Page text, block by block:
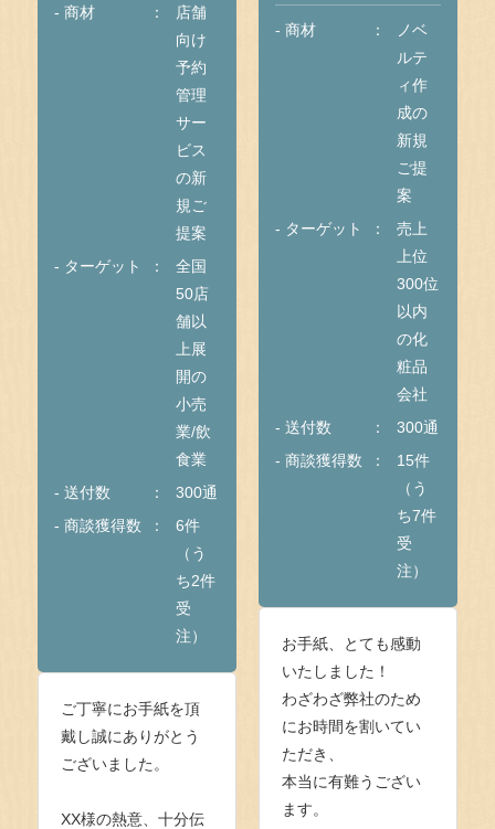
- 商材
店舗
向け
予約
管理
サー
ビス
の新
規ご
提案
- ターゲット
全国
50店
舗以
上展
開の
小売
業/飲
食業
- 送付数
300通
- 商談獲得数
6件
（う
ち2件
受
注）
ご丁寧にお手紙を頂
戴し誠にありがとう
ございました。
XX様の熱意、十分伝
- 商材
ノベ
ルテ
ィ作
成の
新規
ご提
案
- ターゲット
売上
上位
300位
以内
の化
粧品
会社
- 送付数
300通
- 商談獲得数
15件
（う
ち7件
受
注）
お手紙、とても感動
いたしました！
わざわざ弊社のため
にお時間を割いてい
ただき、
本当に有難うござい
ます。